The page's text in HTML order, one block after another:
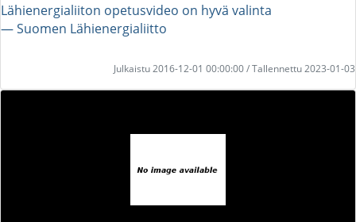
Lähienergialiiton opetusvideo on hyvä valinta
― Suomen Lähienergialiitto
Julkaistu 2016-12-01 00:00:00 / Tallennettu 2023-01-03